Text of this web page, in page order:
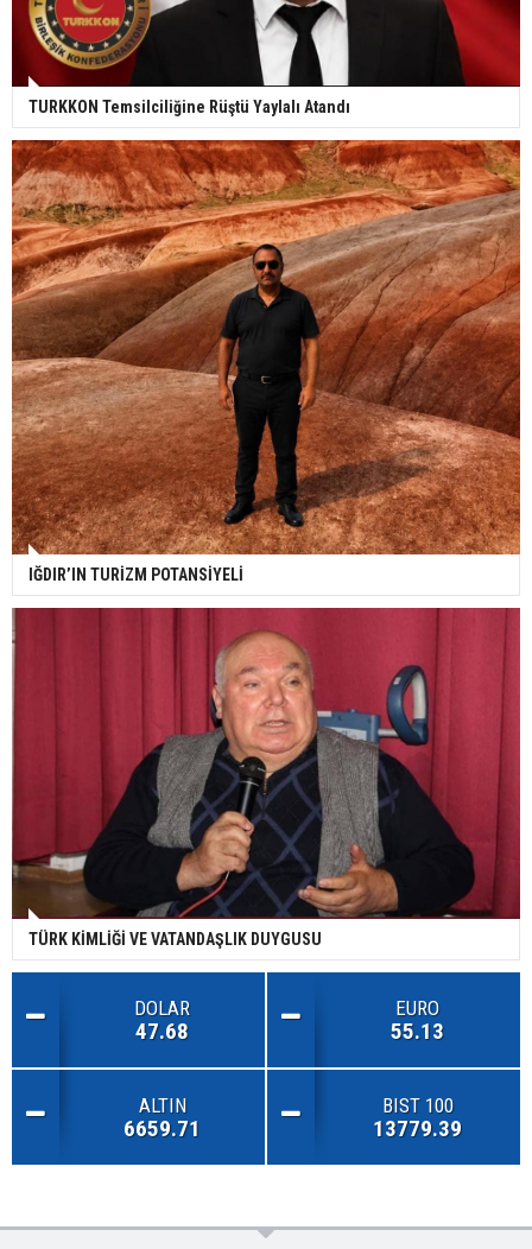
TURKKON Temsilciliğine Rüştü Yaylalı Atandı
IĞDIR’IN TURİZM POTANSİYELİ
TÜRK KİMLİĞİ VE VATANDAŞLIK DUYGUSU
DOLAR
47.68
EURO
55.13
ALTIN
6659.71
BIST 100
13779.39